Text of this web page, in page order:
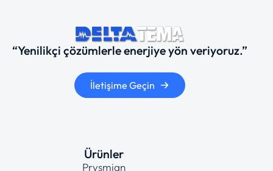
“Yenilikçi çözümlerle enerjiye yön veriyoruz.”
İletişime Geçin
Ürünler
Prysmian